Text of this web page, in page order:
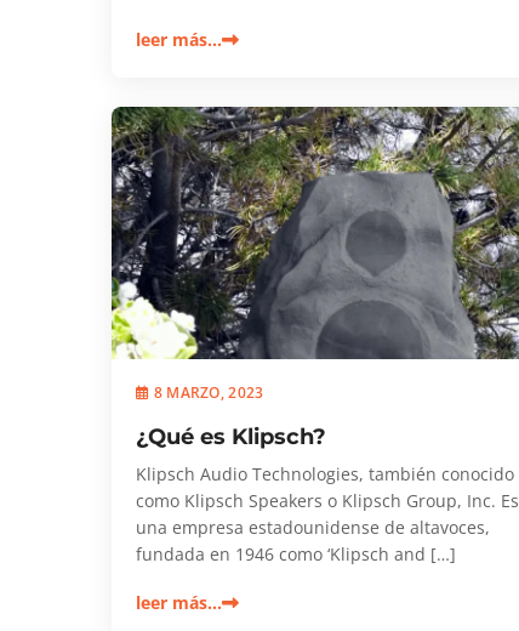
leer más…
8 MARZO, 2023
¿Qué es Klipsch?
Klipsch Audio Technologies, también conocido
como Klipsch Speakers o Klipsch Group, Inc. Es
una empresa estadounidense de altavoces,
fundada en 1946 como ‘Klipsch and […]
leer más…